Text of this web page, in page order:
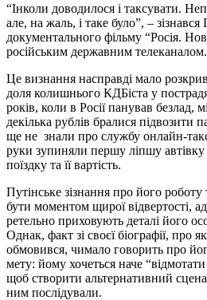
“Інколи доводилося і таксувати.
але, на жаль, і таке було”, –
документального фільму “Росія.
російським державним телеканалом.
Це визнання насправді мало
доля колишнього КДБіста у
років, коли в Росії панував безлад,
декілька рублів бралися підвозити
ще не знали про службу онлайн-
руки зупиняли першу ліпшу
поїздку та її вартість.
Путінське зізнання про його
бути моментом щирої відвертості,
ретельно приховують деталі його
Однак, факт зі своєї біографії, про
обмовився, чимало говорить про
мету: йому хочеться наче
щоб створити альтернативний
ним послідували.